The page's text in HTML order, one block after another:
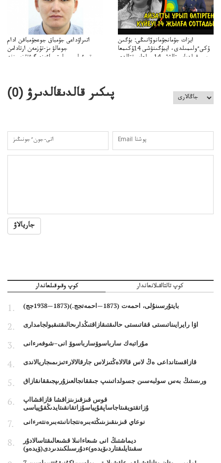
اتىراۋداعى جۇمباق جوعجۇمباقن ادام
جوعالۋ ىز-تۇزمەن ارتادامن
وتبءولىمىپوليتسياءىزەرگءتۇزسىزنە
ايزات جۇمانجۇمانوۆانىڭى: بۇگىن
ۇكىءولىمىلدى، ايبۇگىنۋشى 14ۇكىمعا
سووقىلدىايىپتالۋشى14جىلعاسوتتالدى
پىكىر قالدىقالدىرۋ (0
)
جاريالاۋ
كوپ وقىوقىلعاندار كوپ تالتالقىلانعاندار
بايتۇرسىنۇلى، احمەت (1873—احمەتجج.)(1873—1938جج)
اۋا رايرايىناتىستى ققاتىستى حالىقتىقازاقتىڭدارىحالىقتىقبولجامدارى
مۇراتبەك سارباسوۆسارباسوۆ انى–شوفەرءانى
قازاقستانداعى ەڭ لاس قالالاەڭتىزلاس جارقالالارءتىزىمىجاريالاندى
ورىستىڭ بەس سولبەسىن جسولداتىنىپ جىققانجالعىزۇرىپجىققانقازاق
قوس قىزقىزىنزاقشا قازاقشااپ
ۇزاتقتويقىتاجاساپقۇپياسۇزاتقانقىتايدىڭقۇپياسى
نوعاي قىزىنقىزىنىڭتەبىرەنتجانانىتەبىرەنتەرءانى
ديماشتىڭ انى شىعاءانىلا قشىعالىقتاسالادۇر
سقىتايلىقتاردىۆيدەو)ءدۇرسىلكىندىردى(ۆيدەو)